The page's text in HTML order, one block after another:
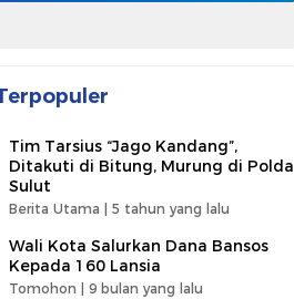
Tim Tarsius “Jago Kandang”,
Ditakuti di Bitung, Murung di Polda
Sulut
Berita Utama | 5 tahun yang lalu
Wali Kota Salurkan Dana Bansos
Kepada 160 Lansia
Tomohon | 9 bulan yang lalu